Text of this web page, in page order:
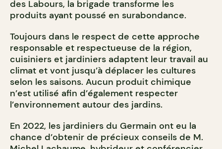
des Labours, la brigade transforme les
produits ayant poussé en surabondance.
Toujours dans le respect de cette approche
responsable et respectueuse de la région,
cuisiniers et jardiniers adaptent leur travail au
climat et vont jusqu’à déplacer les cultures
selon les saisons. Aucun produit chimique
n’est utilisé afin d’également respecter
l’environnement autour des jardins.
En 2022, les jardiniers du Germain ont eu la
chance d’obtenir de précieux conseils de M.